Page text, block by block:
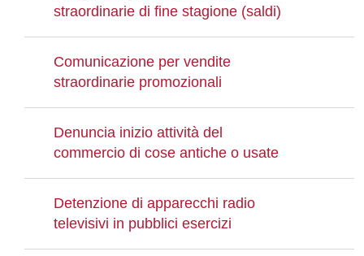
straordinarie di fine stagione (saldi)
Comunicazione per vendite
straordinarie promozionali
Denuncia inizio attività del
commercio di cose antiche o usate
Detenzione di apparecchi radio
televisivi in pubblici esercizi